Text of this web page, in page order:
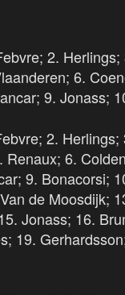
2.
6.
9. Jonass;
2. Herlings;
Renaux; 6.
9. Bonacorsi;
de Moosdijk;
Jonass; 16.
19.